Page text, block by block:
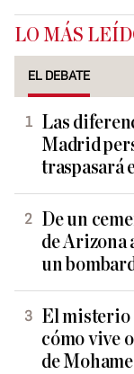
LO MÁS
EL DEBATE
Las
Madrid
traspasará
De un
de Arizona
un
El misterio
cómo vive
de